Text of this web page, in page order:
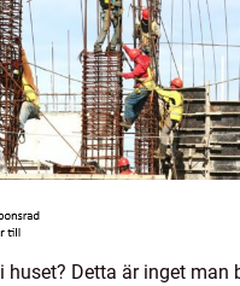
huset? Detta är inget man